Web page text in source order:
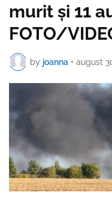
murit și 11
FOTO/
by joanna • august